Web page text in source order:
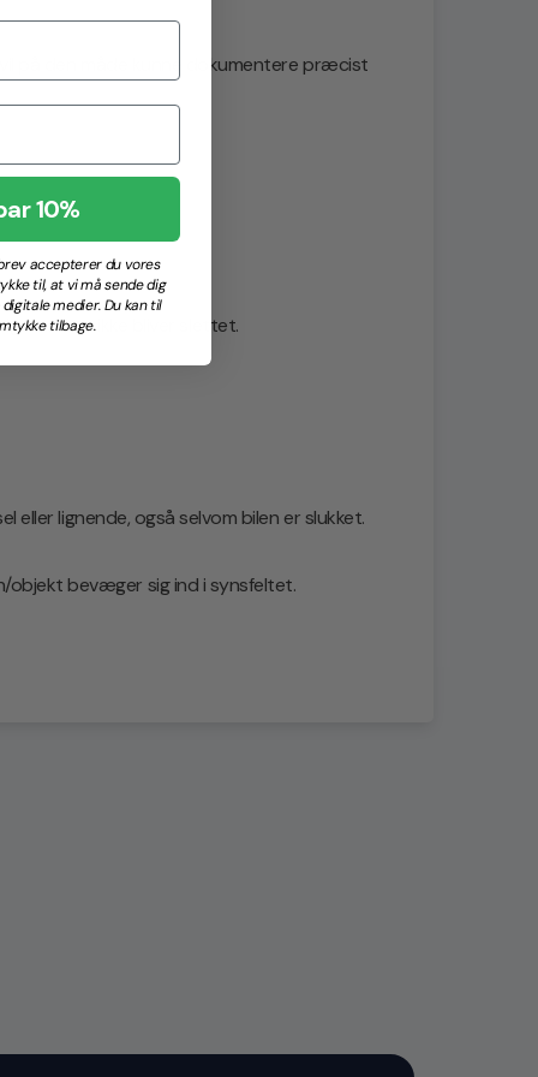
på den måde kunne dokumentere præcist
beviser ikke bliver slettet.
lignende, også selvom bilen er slukket.
objekt bevæger sig ind i synsfeltet.
10%
accepterer du vores
til, at vi må sende dig
medier. Du kan til
tilbage.